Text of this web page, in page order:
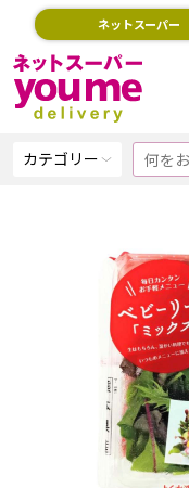
ネットスーパー
カテゴリー